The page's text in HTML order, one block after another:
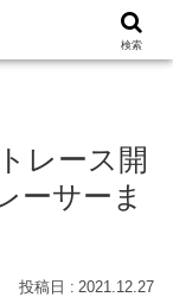
サイトマ
レース開
ーサーま
2021.12.27
検索